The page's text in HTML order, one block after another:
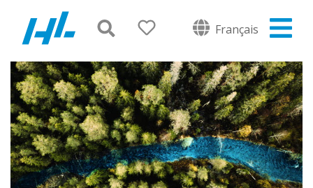
Français